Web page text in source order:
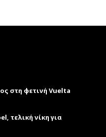
στη φετινή Vuelta
τελική νίκη για